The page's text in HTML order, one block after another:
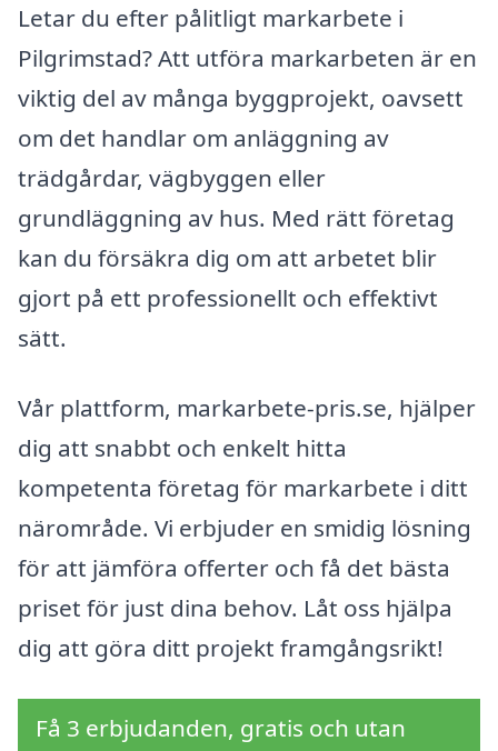
Letar du efter pålitligt markarbete i
Pilgrimstad? Att utföra markarbeten är en
viktig del av många byggprojekt, oavsett
om det handlar om anläggning av
trädgårdar, vägbyggen eller
grundläggning av hus. Med rätt företag
kan du försäkra dig om att arbetet blir
gjort på ett professionellt och effektivt
sätt.
Vår plattform, markarbete-pris.se, hjälper
dig att snabbt och enkelt hitta
kompetenta företag för markarbete i ditt
närområde. Vi erbjuder en smidig lösning
för att jämföra offerter och få det bästa
priset för just dina behov. Låt oss hjälpa
dig att göra ditt projekt framgångsrikt!
Få 3 erbjudanden, gratis och utan